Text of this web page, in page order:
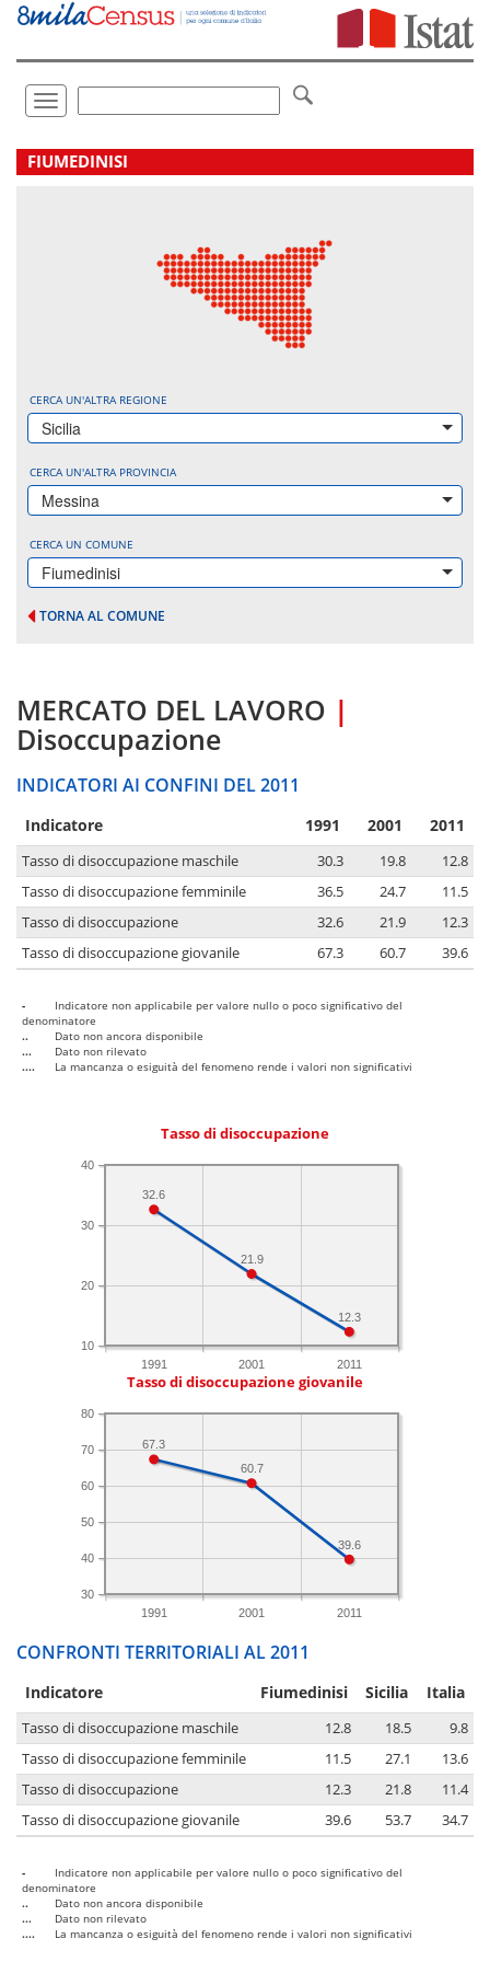
Vai
direttamente
Toggle
navigation
.
FIUMEDINISI
CERCA UN'ALTRA REGIONE
Sicilia
CERCA UN'ALTRA PROVINCIA
Messina
CERCA UN COMUNE
Fiumedinisi
TORNA AL COMUNE
MERCATO DEL LAVORO |
Disoccupazione
INDICATORI AI CONFINI DEL 2011
Indicatore 1991 2001 2011
Tasso di disoccupazione maschile 30.3 19.8
12.8
Tasso di disoccupazione femminile
36.5 24.7
11.5
Tasso di disoccupazione
32.6 21.9
12.3
Tasso di disoccupazione giovanile
67.3 60.7 39.6
-
Indicatore non applicabile per valore nullo o poco significativo del
denominatore
..
Dato non ancora disponibile
...
Dato non rilevato
....
La mancanza o esiguità del fenomeno rende i valori non significativi
Tasso di disoccupazione
1991 2001 2011
10
20
30
40
12.3
21.9
32.6
Tasso di disoccupazione giovanile
1991 2001 2011
30
40
50
60
70
80
39.6
60.7
67.3
CONFRONTI TERRITORIALI AL 2011
Indicatore Fiumedinisi Sicilia Italia
Tasso di disoccupazione maschile 12.8 18.5
9.8
Tasso di disoccupazione femminile
11.5 27.1
13.6
Tasso di disoccupazione
12.3 21.8
11.4
Tasso di disoccupazione giovanile
39.6 53.7 34.7
-
Indicatore non applicabile per valore nullo o poco significativo del
denominatore
..
Dato non ancora disponibile
...
Dato non rilevato
....
La mancanza o esiguità del fenomeno rende i valori non significativi